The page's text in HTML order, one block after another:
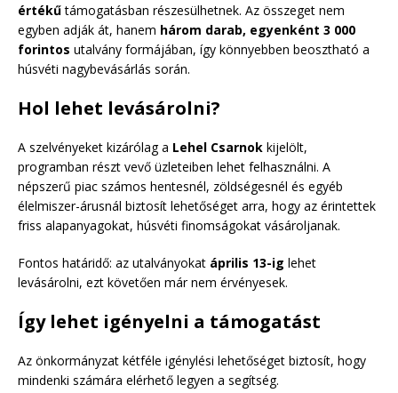
értékűtámogatásban részesülhetnek. Az összeget nem
egyben adják át, hanem három darab, egyenként 3 000
forintos utalvány formájában, így könnyebben beosztható a
húsvéti nagybevásárlás során.
Hol lehet levásárolni?
A szelvényeket kizárólag a Lehel Csarnok kijelölt,
programban részt vevő üzleteiben lehet felhasználni. A
népszerű piac számos hentesnél, zöldségesnél és egyéb
élelmiszer-árusnál biztosít lehetőséget arra, hogy az érintettek
friss alapanyagokat, húsvéti finomságokat vásároljanak.
Fontos határidő: az utalványokat április 13-ig lehet
levásárolni, ezt követően már nem érvényesek.
Így lehet igényelni a támogatást
Az önkormányzat kétféle igénylési lehetőséget biztosít, hogy
mindenki számára elérhető legyen a segítség.